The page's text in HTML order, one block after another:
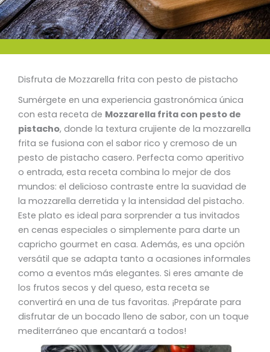
Disfruta de Mozzarella frita con pesto de pistacho
Sumérgete en una experiencia gastronómica única
con esta receta de Mozzarella frita con pesto de
pistacho, donde la textura crujiente de la mozzarella
frita se fusiona con el sabor rico y cremoso de un
pesto de pistacho casero. Perfecta como aperitivo
o entrada, esta receta combina lo mejor de dos
mundos: el delicioso contraste entre la suavidad de
la mozzarella derretida y la intensidad del pistacho.
Este plato es ideal para sorprender a tus invitados
en cenas especiales o simplemente para darte un
capricho gourmet en casa. Además, es una opción
versátil que se adapta tanto a ocasiones informales
como a eventos más elegantes. Si eres amante de
los frutos secos y del queso, esta receta se
convertirá en una de tus favoritas. ¡Prepárate para
disfrutar de un bocado lleno de sabor, con un toque
mediterráneo que encantará a todos!